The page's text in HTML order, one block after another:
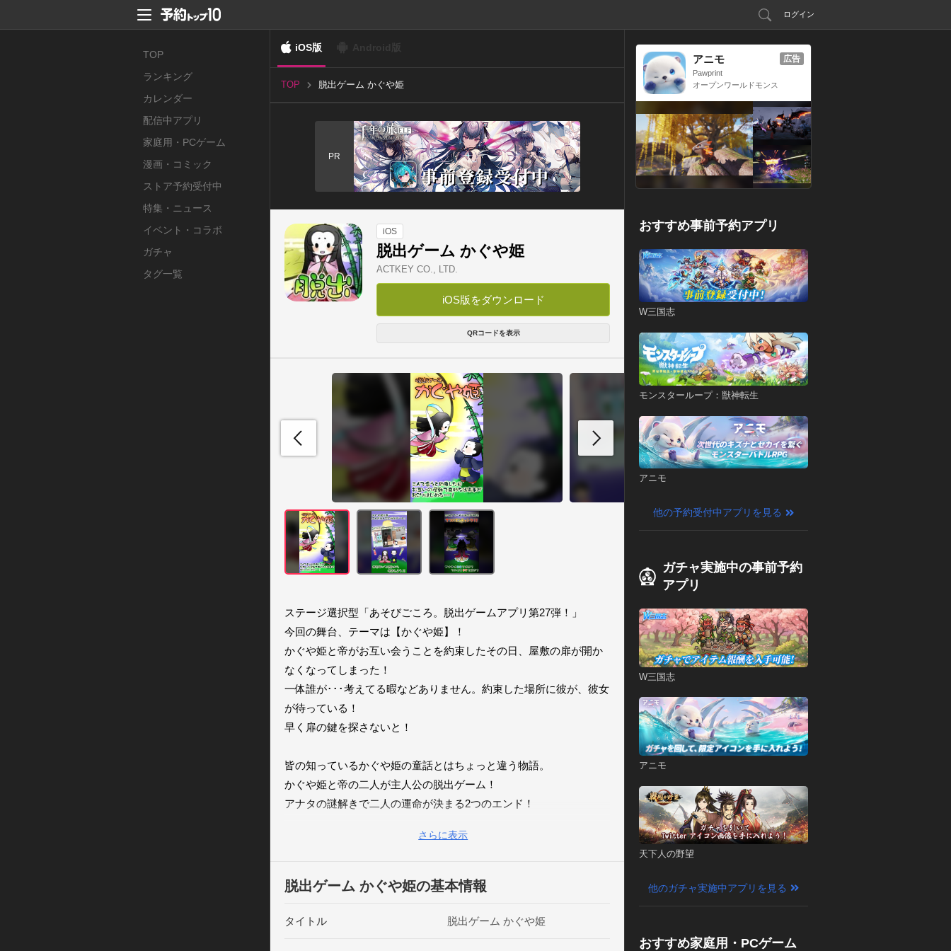
ログイン
TOP
ランキング
カレンダー
配信中アプリ
家庭用・PCゲーム
漫画・コミック
ストア予約受付中
特集・ニュース
イベント・コラボ
ガチャ
タグ一覧
iOS版
TOP 脱出ゲーム かぐや姫
PR
iOS
脱出ゲーム かぐや姫
ACTKEY CO., LTD.
iOS版をダウンロード
QRコードを表示
ステージ選択型「あそびごころ。脱出ゲームアプリ第27弾！」
今回の舞台、テーマは【かぐや姫】！
かぐや姫と帝がお互い会うことを約束したその日、屋敷の扉が開か
なくなってしまった！
一体誰が･･･考えてる暇などありません。約束した場所に彼が、彼女
が待っている！
早く扉の鍵を探さないと！
皆の知っているかぐや姫の童話とはちょっと違う物語。
かぐや姫と帝の二人が主人公の脱出ゲーム！
アナタの謎解きで二人の運命が決まる2つのエンド！
ミックがあって面白い！
も安心。
さらに表示
脱出ゲーム かぐや姫の基本情報
タイトル 脱出ゲーム かぐや姫
アニモ
Pawprint
オープンワールドモンス
広告
おすすめ事前予約アプリ
W三国志
モンスターループ：獣神転生
アニモ
他の予約受付中アプリを見る
ガチャ実施中の事前予約
アプリ
W三国志
アニモ
天下人の野望
他のガチャ実施中アプリを見る
おすすめ家庭用・PCゲーム